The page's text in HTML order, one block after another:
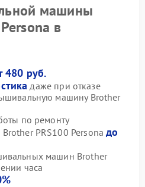
машины
в
480 руб.
даже при отказе
машину Brother
по ремонту
PRS100 Personaдо
машин Brother
часа